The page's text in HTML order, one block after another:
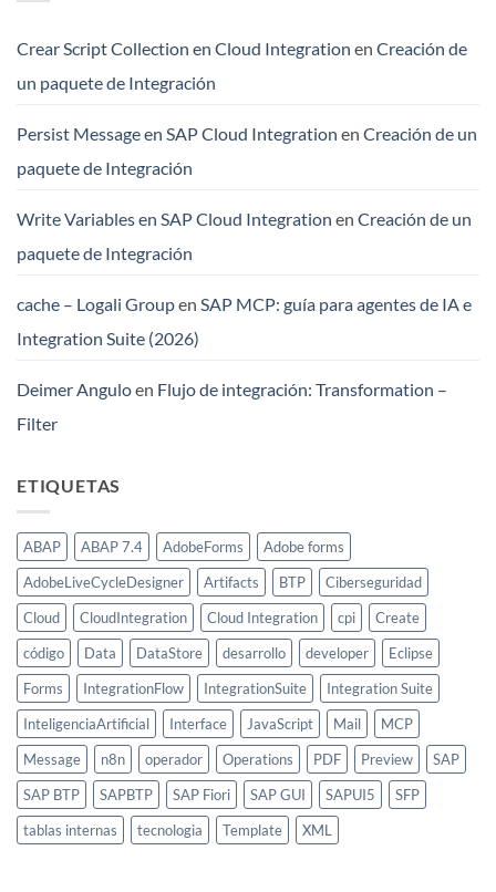
Crear Script Collection en Cloud Integration en Creación de
un paquete de Integración
Persist Message en SAP Cloud Integration en Creación de un
paquete de Integración
Write Variables en SAP Cloud Integration en Creación de un
paquete de Integración
cache – Logali Groupen SAP MCP: guía para agentes de IA e
Integration Suite (2026)
Deimer Anguloen Flujo de integración: Transformation –
Filter
ETIQUETAS
ABAP ABAP 7.4 AdobeForms
Adobe forms
AdobeLiveCycleDesigner
Artifacts BTP
Ciberseguridad
Cloud
CloudIntegration Cloud Integration cpi
Create
código
Data DataStore desarrollo developer
Eclipse
Forms
IntegrationFlow IntegrationSuite
Integration Suite
InteligenciaArtificial
Interface JavaScript Mail
MCP
Message
n8n operador Operations PDF Preview
SAP
SAP BTP
SAPBTP SAP Fiori SAP GUI SAPUI5
SFP
tablas internas
tecnologia Template XML